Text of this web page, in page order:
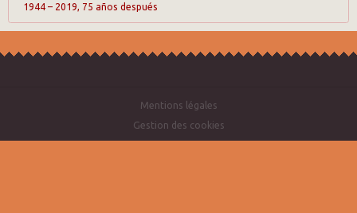
1944 – 2019, 75 años después
Mentions légales
Gestion des cookies